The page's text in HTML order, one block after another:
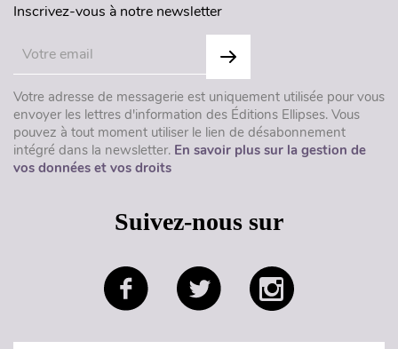
Inscrivez-vous à notre newsletter
Votre adresse de messagerie est uniquement utilisée pour vous
envoyer les lettres d'information des Éditions Ellipses. Vous
pouvez à tout moment utiliser le lien de désabonnement
intégré dans la newsletter. En savoir plus sur la gestion de
vos données et vos droits
Suivez-nous sur